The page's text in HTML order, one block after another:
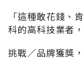
「這種敢花錢、
科的高科技業者
挑戰∕品牌獲獎